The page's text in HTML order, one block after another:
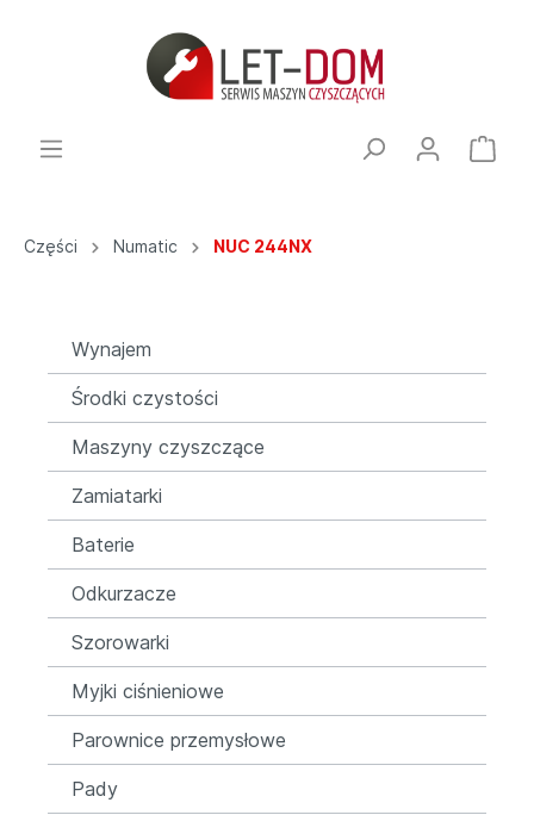
Części Numatic NUC 244NX
Wynajem
Środki czystości
Maszyny czyszczące
Zamiatarki
Baterie
Odkurzacze
Szorowarki
Myjki ciśnieniowe
Parownice przemysłowe
Pady